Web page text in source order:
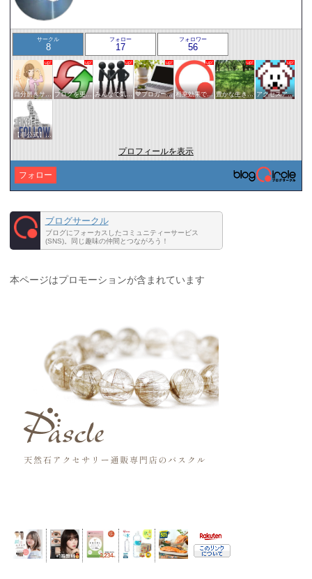
サークル
8
フォロー
17
フォロワー
56
自分磨きサークル ブログを更新したらここで報告 みんなで気軽にアクセスアップ 💙ブロガー応援&更新報告♪💙 相乗効果でWINWIN!「はてブ・ランキング」応援サークル！！！ 豊かな生き方サークル アクセスアップのお手伝い！ブログサークルあんてな
【非公式】相互フォローサークル
プロフィールを表示
フォロー
ブログサークル
ブログにフォーカスしたコミュニティーサービス
(SNS)。同じ趣味の仲間とつながろう！
本ページはプロモーションが含まれています